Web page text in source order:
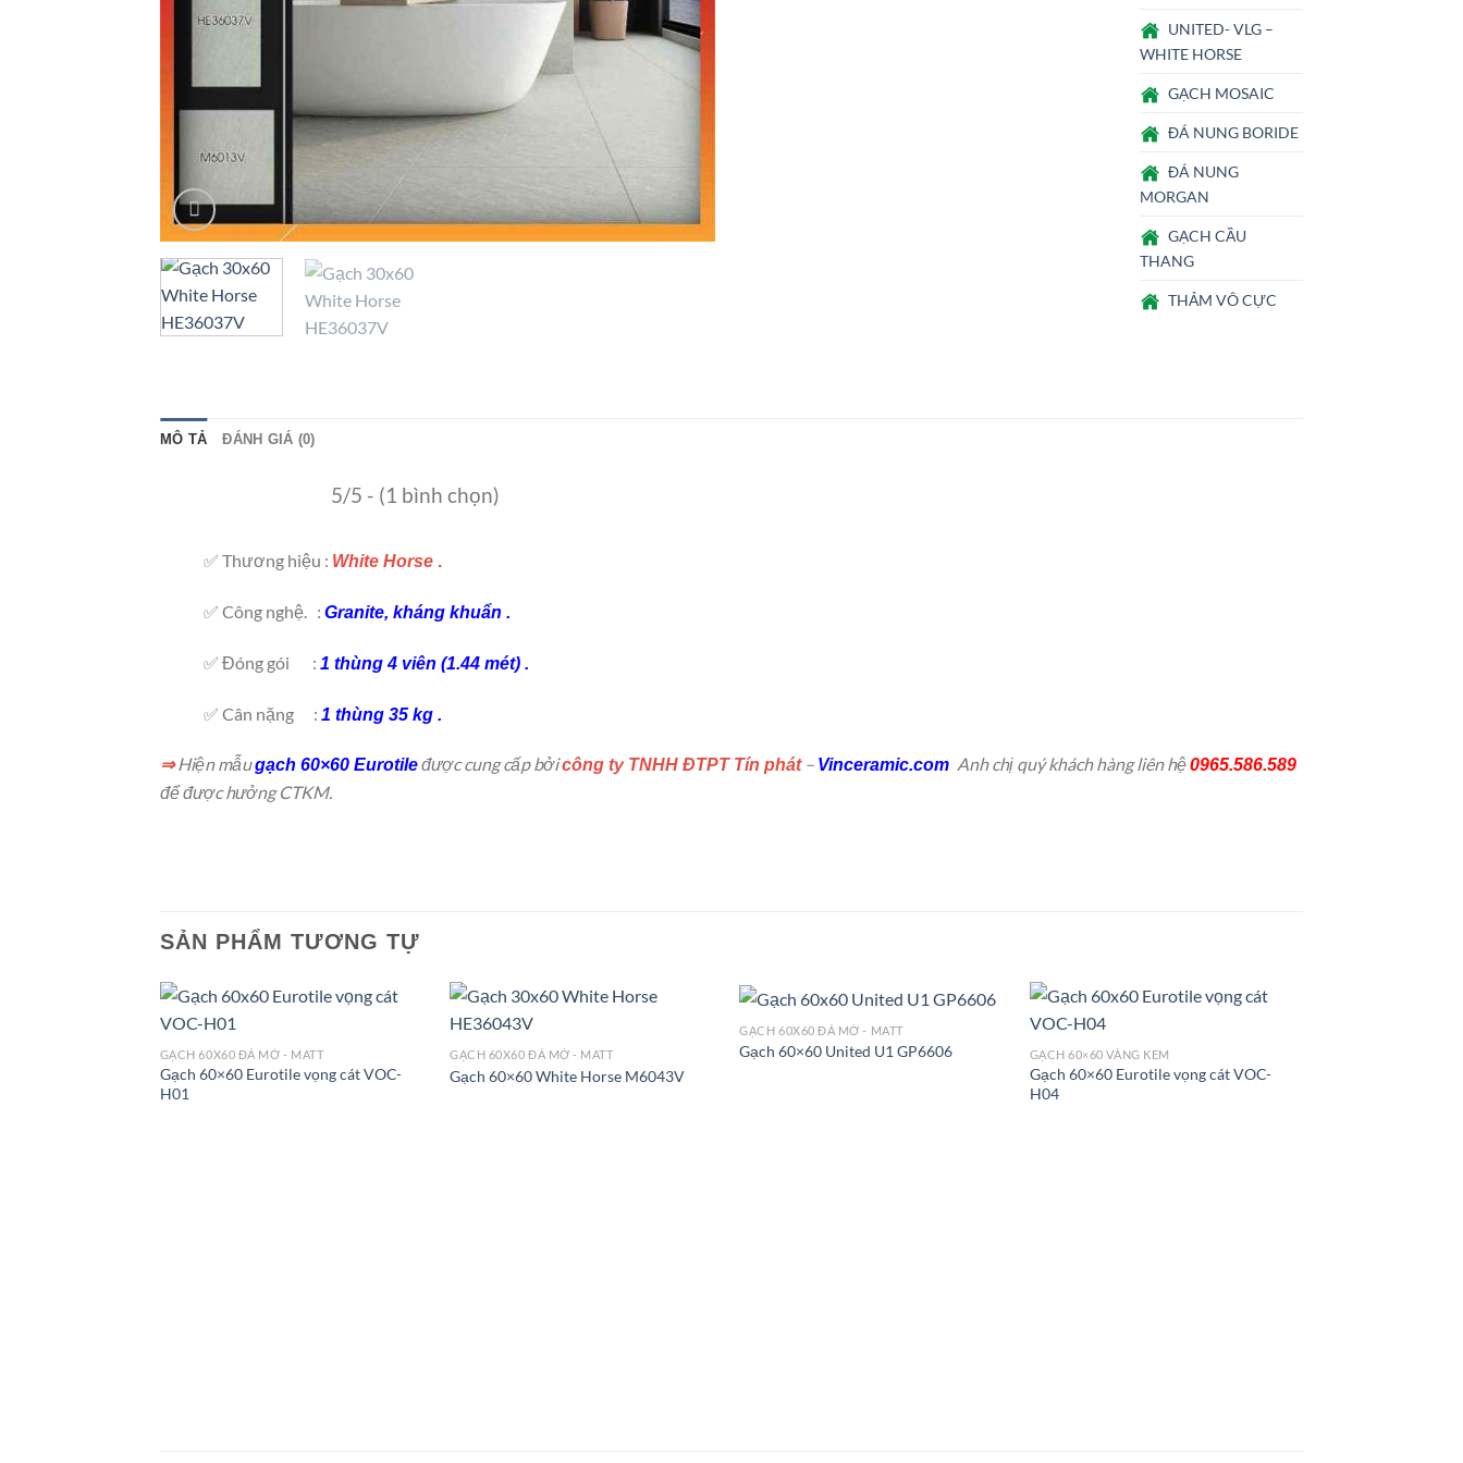
UNITED- VLG –
WHITE HORSE
GẠCH MOSAIC
ĐÁ NUNG BORIDE
ĐÁ NUNG
MORGAN
GẠCH CẦU
THANG
THẢM VÔ CỰC
MÔ TẢ ĐÁNH GIÁ (0)
5/5 - (1 bình chọn)
✅ Thương hiệu : White Horse .
✅ Công nghệ. : Granite, kháng khuẩn .
✅ Đóng gói : 1 thùng 4 viên (1.44 mét) .
✅ Cân nặng : 1 thùng 35 kg .
⇒Hiện mẫugạch 60×60 Eurotileđược cung cấp bởicông ty TNHH ĐTPT Tín phát – Vinceramic.com Anh chị quý khách hàng liên hệ0965.586.589
để được hưởng CTKM.
SẢN PHẨM TƯƠNG TỰ
GẠCH 60X60 ĐÁ MỜ - MATT
Gạch 60×60 Eurotile vọng cát VOC-
H01
GẠCH 60X60 ĐÁ MỜ - MATT
Gạch 60×60 White Horse M6043V
GẠCH 60X60 ĐÁ MỜ - MATT
Gạch 60×60 United U1 GP6606 GẠCH 60×60 VÀNG KEM
Gạch 60×60 Eurotile vọng cát VOC-
H04